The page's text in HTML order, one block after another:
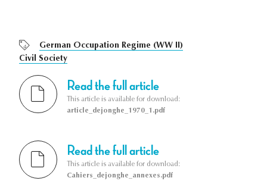
German Occupation Regime (WW II)
Civil Society
Read the full article
This article is available for download:
article_dejonghe_1970_1.pdf
Read the full article
This article is available for download:
Cahiers_dejonghe_annexes.pdf